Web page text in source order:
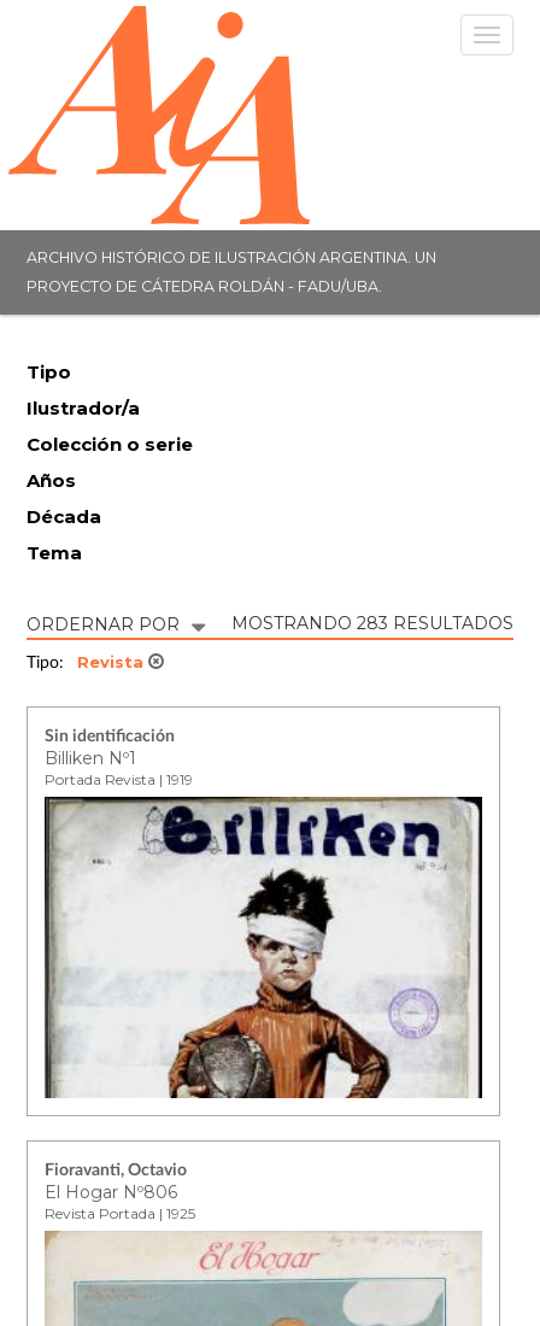
ARCHIVO HISTÓRICO DE ILUSTRACIÓN ARGENTINA. UN
PROYECTO DE CÁTEDRA ROLDÁN - FADU/UBA.
Tipo
Ilustrador/a
Colección o serie
Años
Década
Tema
ORDERNAR POR MOSTRANDO 283 RESULTADOS
Tipo: Revista
Sin identificación
Billiken Nº1
Portada Revista | 1919
Fioravanti, Octavio
El Hogar Nº806
Revista Portada | 1925